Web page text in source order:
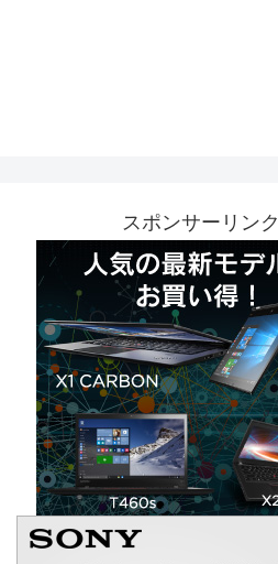
スポンサーリンク